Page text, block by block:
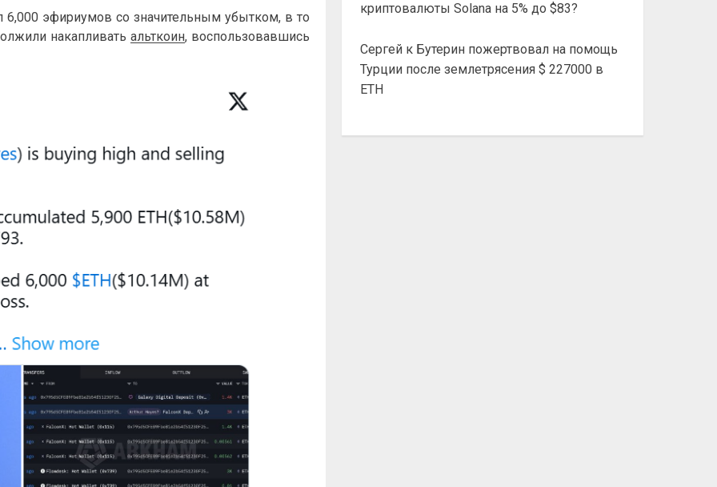
6,000 эфириумов со значительным убытком, в то
накапливатьальткоин, воспользовавшись
криптовалюты Solana на 5% до $83?
Сергей к Бутерин пожертвовал на помощь
Турции после землетрясения $ 227000 в
ETH